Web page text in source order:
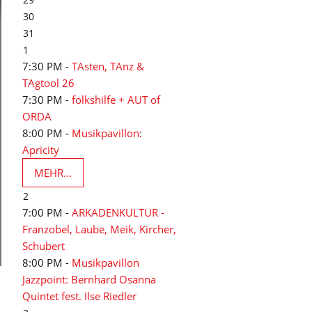
30
31
1
7:30 PM - TAsten, TAnz &
TAgtool 26
7:30 PM - folkshilfe + AUT of
ORDA
8:00 PM - Musikpavillon:
Apricity
MEHR...
2
7:00 PM - ARKADENKULTUR -
Franzobel, Laube, Meik, Kircher,
Schubert
8:00 PM - Musikpavillon
Jazzpoint: Bernhard Osanna
Quintet fest. Ilse Riedler